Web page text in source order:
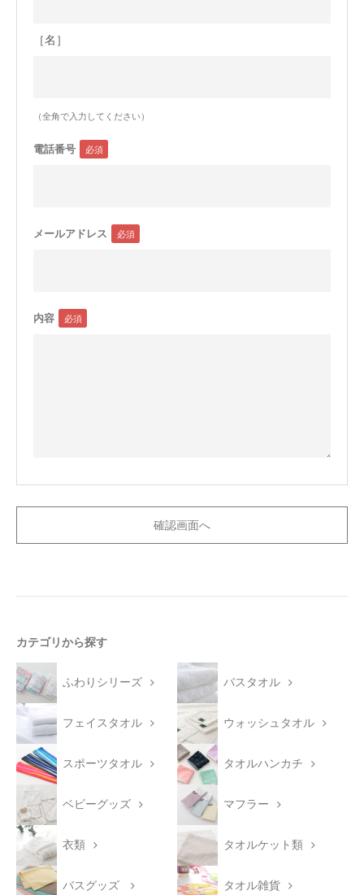
大量購入・法人向けの購入の方は
［名］
（全角で入力してください）
電話番号
メールアドレス
内容
カテゴリから探す
ふわりシリーズ バスタオル
フェイスタオル ウォッシュタオル
スポーツタオル タオルハンカチ
ベビーグッズ マフラー
衣類 タオルケット類
バスグッズ タオル雑貨